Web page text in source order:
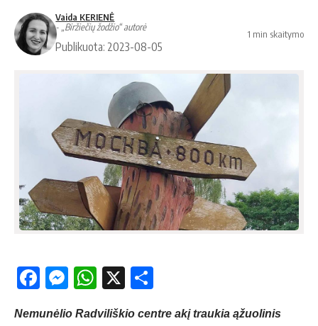
Vaida KERIENĖ
- „Biržiečių žodžio“ autorė
Publikuota: 2023-08-05
1 min skaitymo
Facebook
Messenger
WhatsApp
X
Nemunėlio Radviliškio centre akį traukia ąžuolinis